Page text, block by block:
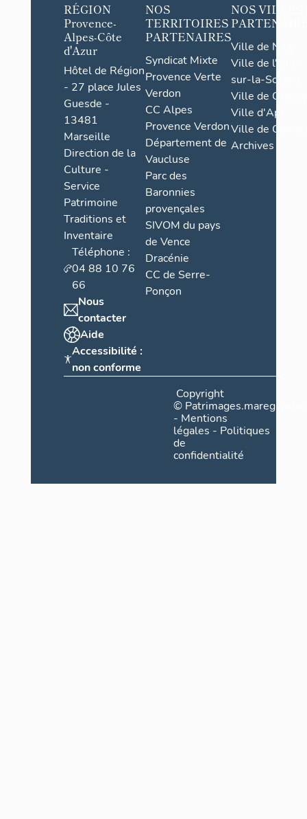
RÉGION
Provence-
Alpes-Côte
d'Azur
Hôtel de Région
- 27 place Jules
Guesde -
13481
Marseille
Direction de la
Culture -
Service
Patrimoine
Traditions et
Inventaire
Téléphone :
04 88 10 76
66
Nous
contacter
Aide
Accessibilité :
non conforme
NOS
TERRITOIRES
PARTENAIRES
Syndicat Mixte
Provence Verte
Verdon
CC Alpes
Provence Verdon
Département de
Vaucluse
Parc des
Baronnies
provençales
SIVOM du pays
de Vence
Dracénie
CC de Serre-
Ponçon
NOS VILLES
Ville de Nice
Ville de l'Isle-
sur-la-Sorgue
Ville de Grasse
Ville d'Apt
Ville de
Archives
Copyright
©
- Mentions
légales - Politiques
de
confidentialité